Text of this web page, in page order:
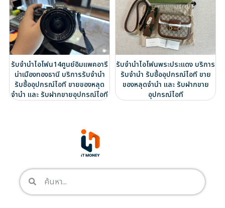
รับจำนำไอโฟน14ศูนย์อิมแพคอารี
น่าเมืองทองธานี บริการรับจำนำ
รับซื้ออุปกรณ์ไอที ขายของหลุด
จำนำ และ รับฝากขายอุปกรณ์ไอที
รับจำนำไอโฟนพระประแดง บริการ
รับจำนำ รับซื้ออุปกรณ์ไอที ขาย
ของหลุดจำนำ และ รับฝากขาย
อุปกรณ์ไอที